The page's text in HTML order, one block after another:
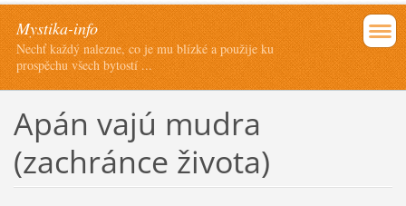
Mystika-info
Nechť každý nalezne, co je mu blízké a použije ku
prospěchu všech bytostí ...
Apán vajú mudra
(zachránce života)